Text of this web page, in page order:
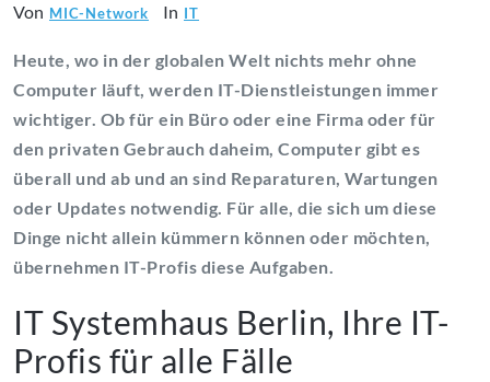
Von MIC-Network In IT
Heute, wo in der globalen Welt nichts mehr ohne
Computer läuft, werden IT-Dienstleistungen immer
wichtiger. Ob für ein Büro oder eine Firma oder für
den privaten Gebrauch daheim, Computer gibt es
überall und ab und an sind Reparaturen, Wartungen
oder Updates notwendig. Für alle, die sich um diese
Dinge nicht allein kümmern können oder möchten,
übernehmen IT-Profis diese Aufgaben.
IT Systemhaus Berlin, Ihre IT-
Profis für alle Fälle